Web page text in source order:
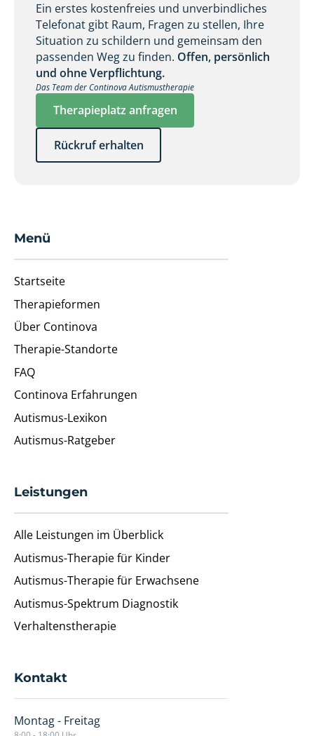
Ein erstes kostenfreies und unverbindliches
Telefonat gibt Raum, Fragen zu stellen, Ihre
Situation zu schildern und gemeinsam den
passenden Weg zu finden. Offen, persönlich
und ohne Verpflichtung.
Das Team der Continova Autismustherapie
Therapieplatz anfragen
Rückruf erhalten
Menü
Startseite
Therapieformen
Über Continova
Therapie-Standorte
FAQ
Continova Erfahrungen
Autismus-Lexikon
Autismus-Ratgeber
Leistungen
Alle Leistungen im Überblick
Autismus-Therapie für Kinder
Autismus-Therapie für Erwachsene
Autismus-Spektrum Diagnostik
Verhaltenstherapie
Kontakt
Montag - Freitag